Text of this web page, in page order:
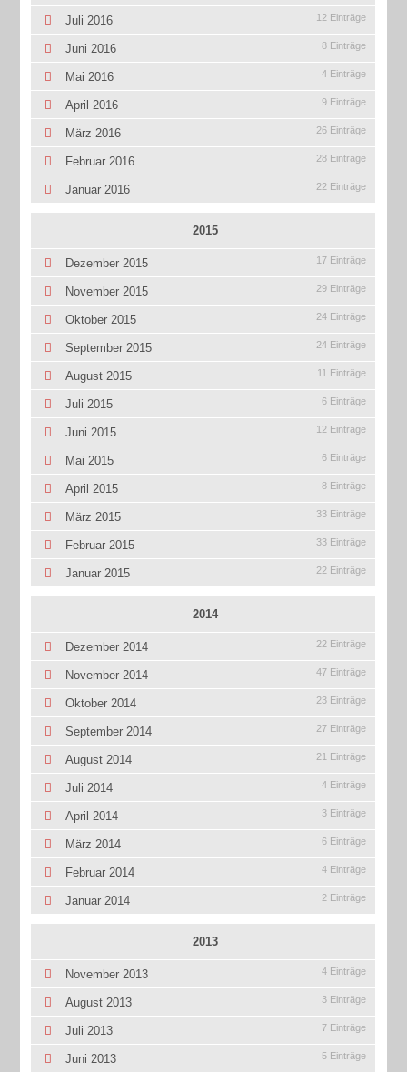
Juli 2016 12 Einträge
Juni 2016 8 Einträge
Mai 2016 4 Einträge
April 2016 9 Einträge
März 2016 26 Einträge
Februar 2016 28 Einträge
Januar 2016 22 Einträge
2015
Dezember 2015 17 Einträge
November 2015 29 Einträge
Oktober 2015 24 Einträge
September 2015 24 Einträge
August 2015 11 Einträge
Juli 2015 6 Einträge
Juni 2015 12 Einträge
Mai 2015 6 Einträge
April 2015 8 Einträge
März 2015 33 Einträge
Februar 2015 33 Einträge
Januar 2015 22 Einträge
2014
Dezember 2014 22 Einträge
November 2014 47 Einträge
Oktober 2014 23 Einträge
September 2014 27 Einträge
August 2014 21 Einträge
Juli 2014 4 Einträge
April 2014 3 Einträge
März 2014 6 Einträge
Februar 2014 4 Einträge
Januar 2014 2 Einträge
2013
November 2013 4 Einträge
August 2013 3 Einträge
Juli 2013 7 Einträge
Juni 2013 5 Einträge